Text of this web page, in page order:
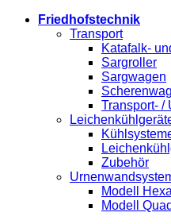
Friedhofstechnik
Transport
Katafalk-
Sargroller
Sargwagen
Transport- /
Zubehör
Modell
Modell